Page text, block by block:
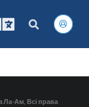
Ла-Ам, Всі права